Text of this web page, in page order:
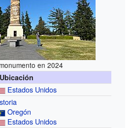
en 2024
Ubicación
Estados Unidos
Oregón
Estados Unidos